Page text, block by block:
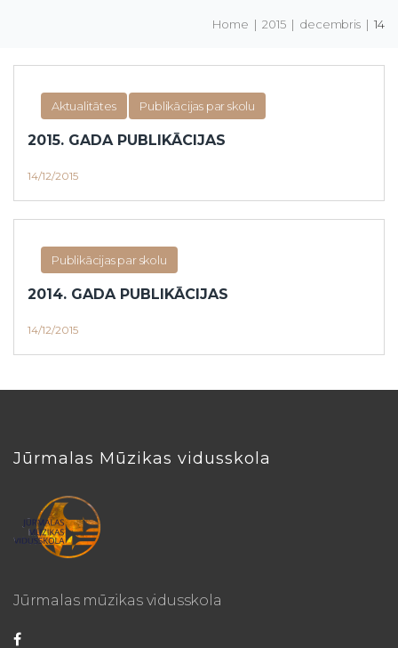
Home | 2015 | decembris | 14
Diena:
2015.
g.
14.
decembris
Aktualitātes Publikācijas par skolu
2015. GADA PUBLIKĀCIJAS
14/12/2015
Publikācijas par skolu
2014. GADA PUBLIKĀCIJAS
14/12/2015
Jūrmalas Mūzikas vidusskola
Jūrmalas mūzikas vidusskola